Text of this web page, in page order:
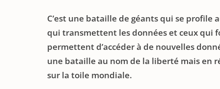
C’est une bataille de géants qui se
qui transmettent les données et ceux qui
permettent d’accéder à de nouvelles
une bataille au nom de la liberté mais en
sur la toile mondiale.